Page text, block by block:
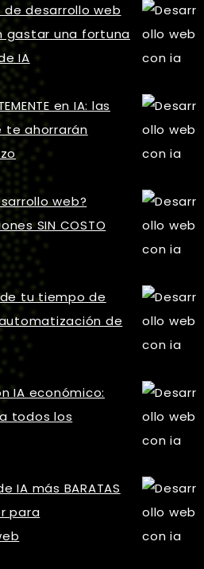
desarrollo web
gastar una fortuna
IA
en IA: las
te ahorrarán
web?
SIN COSTO
tu tiempo de
de
IA económico:
todos los
IA más BARATAS
para